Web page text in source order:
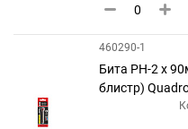
460290-1
Бита РH-2 х
блистр)